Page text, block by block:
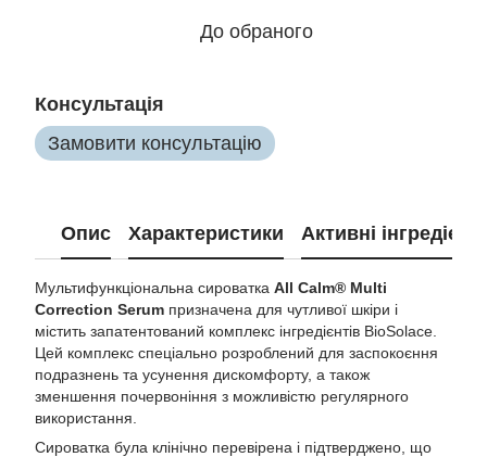
До обраного
Консультація
Замовити консультацію
Опис Характеристики Активні
Мультифункціональна сироватка All Calm® Multi
Correction Serum призначена для чутливої шкіри і
містить запатентований комплекс інгредієнтів BioSolace.
Цей комплекс спеціально розроблений для заспокоєння
подразнень та усунення дискомфорту, а також
зменшення почервоніння з можливістю регулярного
використання.
Сироватка була клінічно перевірена і підтверджено, що